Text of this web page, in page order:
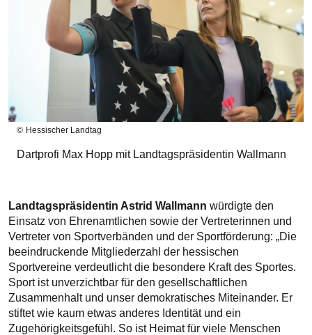
Hessischer Landtag
Dartprofi Max Hopp mit Landtagspräsidentin Wallmann
Landtagspräsidentin Astrid Wallmann würdigte den
Einsatz von Ehrenamtlichen sowie der Vertreterinnen und
Vertreter von Sportverbänden und der Sportförderung: „Die
beeindruckende Mitgliederzahl der hessischen
Sportvereine verdeutlicht die besondere Kraft des Sportes.
Sport ist unverzichtbar für den gesellschaftlichen
Zusammenhalt und unser demokratisches Miteinander. Er
stiftet wie kaum etwas anderes Identität und ein
Zugehörigkeitsgefühl. So ist Heimat für viele Menschen